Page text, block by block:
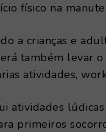
físico na
a crianças e
também levar
atividades,
atividades lúdicas
primeiros